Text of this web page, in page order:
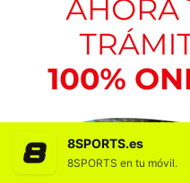
8SPORTS.es
8SPORTS en tu móvil.